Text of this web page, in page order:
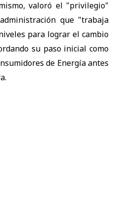
valoró el "privilegio"
que "trabaja
para lograr el cambio
su paso inicial como
de Energía antes